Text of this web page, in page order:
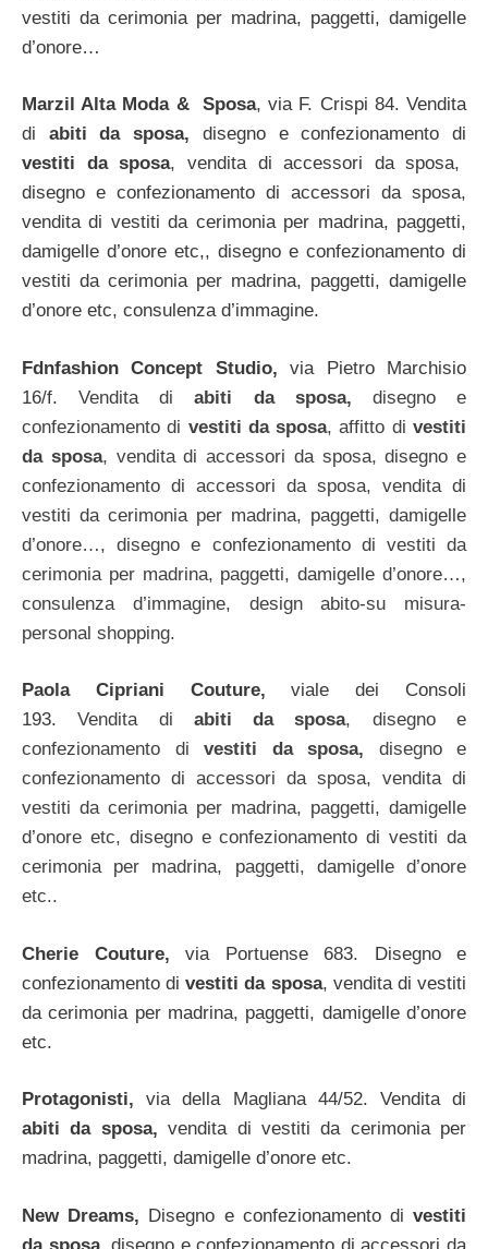
vestiti da cerimonia per madrina, paggetti, damigelle
d’onore…
Marzil Alta Moda & Sposa, via F. Crispi 84. Vendita
di abiti da sposa, disegno e confezionamento di
vestiti da sposa, vendita di accessori da sposa,
disegno e confezionamento di accessori da sposa,
vendita di vestiti da cerimonia per madrina, paggetti,
damigelle d’onore etc,, disegno e confezionamento di
vestiti da cerimonia per madrina, paggetti, damigelle
d’onore etc, consulenza d’immagine.
Fdnfashion Concept Studio, via Pietro Marchisio
16/f.Vendita diabiti da sposa, disegno e
confezionamento di vestiti da sposa, affitto divestiti
da sposa, vendita di accessori da sposa, disegno e
confezionamento di accessori da sposa, vendita di
vestiti da cerimonia per madrina, paggetti, damigelle
d’onore…, disegno e confezionamento di vestiti da
cerimonia per madrina, paggetti, damigelle d’onore…,
consulenza d’immagine, design abito-su misura-
personal shopping.
Paola Cipriani Couture, viale dei Consoli
193.Vendita di abiti da sposa, disegno e
confezionamento di vestiti da sposa, disegno e
confezionamento di accessori da sposa, vendita di
vestiti da cerimonia per madrina, paggetti, damigelle
d’onore etc, disegno e confezionamento di vestiti da
cerimonia per madrina, paggetti, damigelle d’onore
etc..
Cherie Couture, via Portuense 683. Disegno e
confezionamento divestiti da sposa, vendita di vestiti
da cerimonia per madrina, paggetti, damigelle d’onore
etc.
Protagonisti, via della Magliana 44/52. Vendita di
abiti da sposa, vendita di vestiti da cerimonia per
madrina, paggetti, damigelle d’onore etc.
New Dreams, Disegno e confezionamento divestiti